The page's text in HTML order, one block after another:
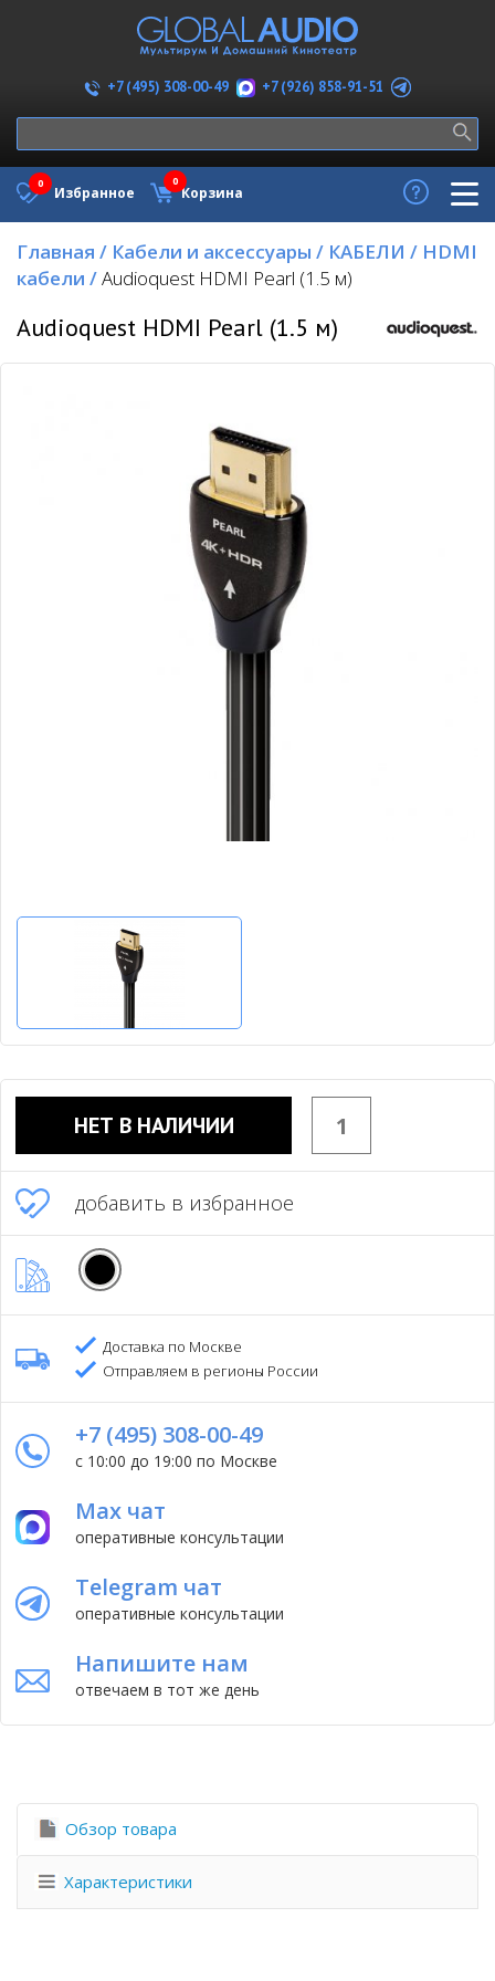
+7 (495) 308-00-49 +7 (926) 858-91-51
Избранное
0
Корзина
0
Главная / Кабели и аксессуары / КАБЕЛИ / HDMI
кабели /Audioquest HDMI Pearl (1.5 м)
Audioquest HDMI Pearl (1.5 м)
НЕТ В НАЛИЧИИ
добавить в избранное
Доставка по Москве
Отправляем в регионы России
+7 (495) 308-00-49
с 10:00 до 19:00 по Москве
Max чат
оперативные консультации
Telegram чат
оперативные консультации
Напишите нам
отвечаем в тот же день
Обзор товара
Характеристики